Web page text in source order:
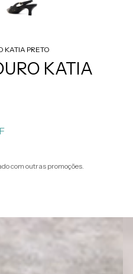
KATIA PRETO
KATIA
com outras promoções.